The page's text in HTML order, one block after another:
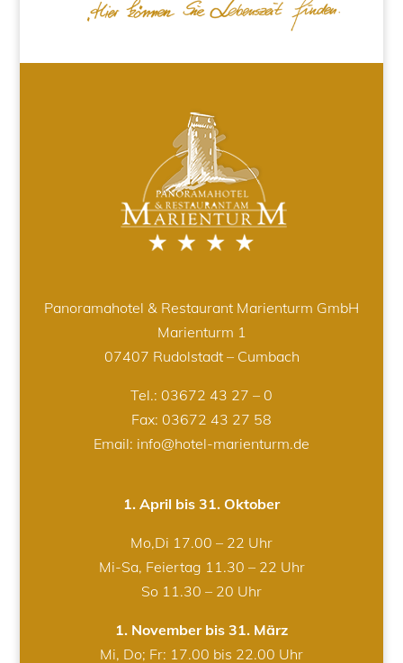
Panoramahotel & Restaurant Marienturm GmbH
Marienturm 1
07407 Rudolstadt – Cumbach
Tel.: 03672 43 27 – 0
Fax: 03672 43 27 58
Email: info@hotel-marienturm.de
1. April bis 31. Oktober
Mo,Di 17.00 – 22 Uhr
Mi-Sa, Feiertag 11.30 – 22 Uhr
So 11.30 – 20 Uhr
1. November bis 31. März
Mi, Do; Fr: 17.00 bis 22.00 Uhr